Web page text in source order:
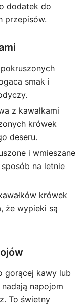
dodatek do
przepisów.
smak i
z kawałkami
krówek
deseru.
i wmieszane
na letnie
krówek
że wypieki są
gorącej kawy lub
napojom
To świetny